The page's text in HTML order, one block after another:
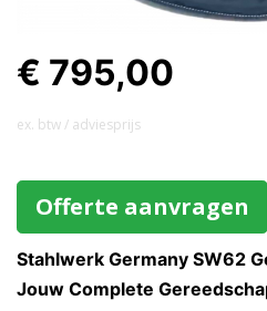
€ 795,00
ex. btw / adviesprijs
Offerte aanvragen
Stahlwerk Germany SW62
Jouw Complete